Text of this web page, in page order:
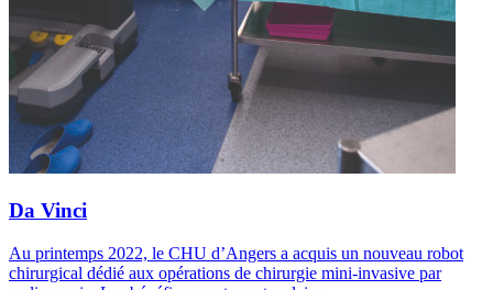
Da Vinci
Au printemps 2022, le CHU d’Angers a acquis un nouveau robot
chirurgical dédié aux opérations de chirurgie mini-invasive par